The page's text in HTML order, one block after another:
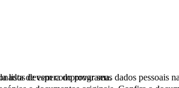
optar pela lista de espera do programa.